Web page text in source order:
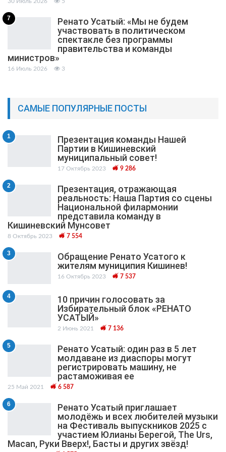
7
Ренато Усатый: «Мы не будем
участвовать в политическом
спектакле без программы
правительства и команды
министров»
16 Июль 2026 3
САМЫЕ ПОПУЛЯРНЫЕ ПОСТЫ
1
Презентация команды Нашей
Партии в Кишиневский
муниципальный cовет!
17 Октябрь 2023 9 286
2
Презентация, отражающая
реальность: Наша Партия со сцены
Национальной филармонии
представила команду в
Кишиневский Мунсовет
8 Октябрь 2023 7 554
3
Обращение Ренато Усатого к
жителям муниципия Кишинев!
16 Октябрь 2023 7 537
4
10 причин голосовать за
Избирательный блок «РЕНАТО
УСАТЫЙ»
2 Июнь 2021 7 136
5
Ренато Усатый: один раз в 5 лет
молдаване из диаспоры могут
регистрировать машину, не
растаможивая ее
25 Май 2021 6 587
6
Ренато Усатый приглашает
молодёжь и всех любителей музыки
на Фестиваль выпускников 2025 с
участием Юлианы Берегой, The Urs,
Macan, Руки Вверх!, Басты и других звёзд!